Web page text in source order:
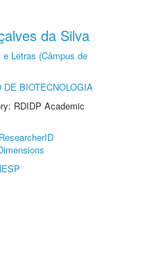
da Silva
Letras (Câmpus de
DE BIOTECNOLOGIA
RDIDP Academic
ResearcherID